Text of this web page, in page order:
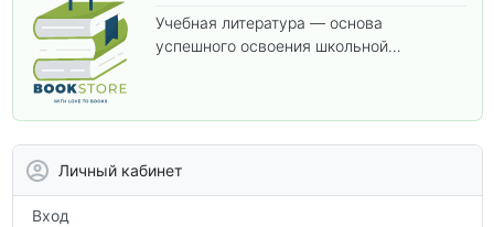
Учебная литература — основа
успешного освоения школьной
Личный кабинет
Вход